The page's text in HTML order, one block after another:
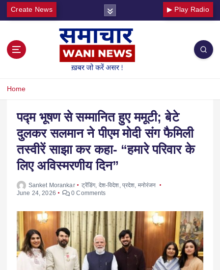
Create News ▶ Play Radio
Home
पद्म भूषण से सम्मानित हुए ममूटी; बेटे
दुलकर सलमान ने पीएम मोदी संग फैमिली
तस्वीरें साझा कर कहा- “हमारे परिवार के
लिए अविस्मरणीय दिन”
Sanket Morankar ट्रेंडिंग, देश-विदेश प्रदेश मनोरंजन
June 24, 2026
0 Comments